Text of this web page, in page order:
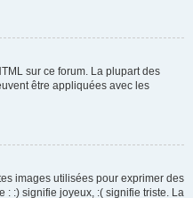
sur ce forum. La plupart des
être appliquées avec les
images utilisées pour exprimer des
: :) signifie joyeux, :( signifie triste. La